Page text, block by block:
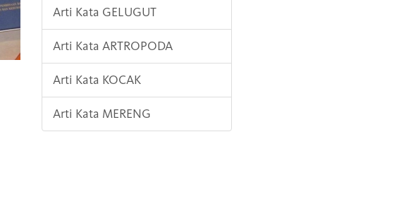
Arti Kata GELUGUT
Arti Kata ARTROPODA
Arti Kata KOCAK
Arti Kata MERENG